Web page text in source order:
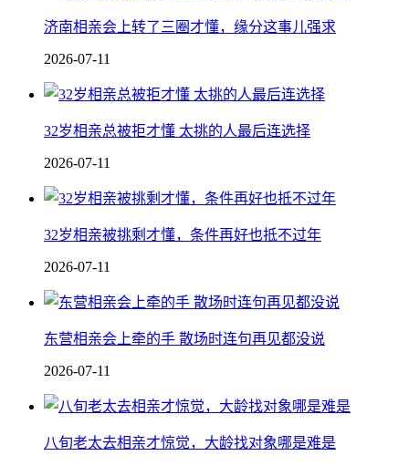
济南相亲会上转了三圈才懂，缘分这事儿强求
2026-07-11
32岁相亲总被拒才懂 太挑的人最后连选择
2026-07-11
32岁相亲被挑剩才懂，条件再好也抵不过年
2026-07-11
东营相亲会上牵的手 散场时连句再见都没说
2026-07-11
八旬老太去相亲才惊觉，大龄找对象哪是难是